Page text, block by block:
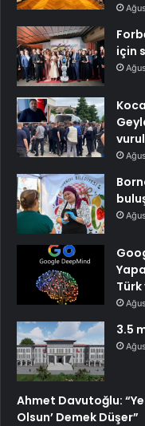
için
3.5
Ahmet Davutoğlu:
Olsun’ Demek Düşer”